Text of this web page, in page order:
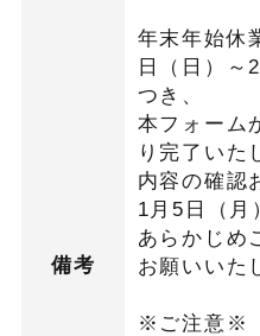
備考
年末年始休
日（日）～
つき、
本フォーム
り完了いた
内容の確認
1月5日（月
あらかじめ
お願いいた
※ご注意※